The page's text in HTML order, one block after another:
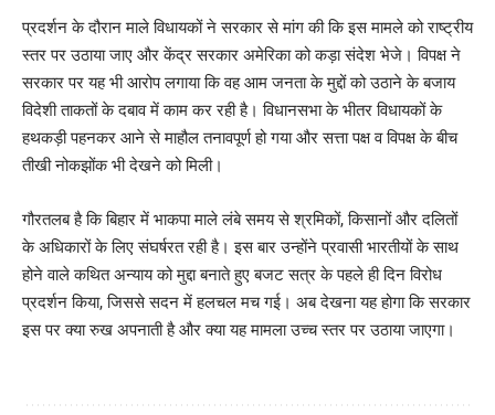
प्रदर्शन के दौरान माले विधायकों ने सरकार से मांग की कि इस मामले को राष्ट्रीय
स्तर पर उठाया जाए और केंद्र सरकार अमेरिका को कड़ा संदेश भेजे। विपक्ष ने
सरकार पर यह भी आरोप लगाया कि वह आम जनता के मुद्दों को उठाने के बजाय
विदेशी ताकतों के दबाव में काम कर रही है। विधानसभा के भीतर विधायकों के
हथकड़ी पहनकर आने से माहौल तनावपूर्ण हो गया और सत्ता पक्ष व विपक्ष के बीच
तीखी नोकझोंक भी देखने को मिली।
गौरतलब है कि बिहार में भाकपा माले लंबे समय से श्रमिकों, किसानों और दलितों
के अधिकारों के लिए संघर्षरत रही है। इस बार उन्होंने प्रवासी भारतीयों के साथ
होने वाले कथित अन्याय को मुद्दा बनाते हुए बजट सत्र के पहले ही दिन विरोध
प्रदर्शन किया, जिससे सदन में हलचल मच गई। अब देखना यह होगा कि सरकार
इस पर क्या रुख अपनाती है और क्या यह मामला उच्च स्तर पर उठाया जाएगा।